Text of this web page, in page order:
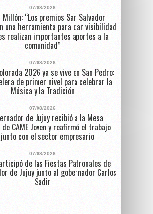
07/08/2026
Millón: “Los premios San Salvador
una herramienta para dar visibilidad
realizan importantes aportes a la
comunidad”
07/08/2026
2026 ya se vive en San Pedro:
de primer nivel para celebrar la
Música y la Tradición
07/08/2026
de Jujuy recibió a la Mesa
de CAME Joven y reafirmó el trabajo
con el sector empresario
07/08/2026
de las Fiestas Patronales de
de Jujuy junto al gobernador Carlos
Sadir